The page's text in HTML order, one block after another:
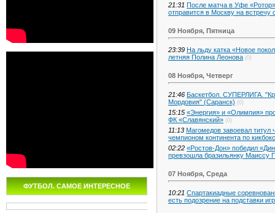
ФУТБОЛ. САМОЕ ИНТЕРЕСНОЕ
21:31 После матча в Уфе «Ротор»
отправится в Москву на встречу
09 Ноября, Пятница
23:39 На льду катка «Новое
летняя Полина Леонова (0)
08 Ноября, Четверг
21:46 Баскетбол. СУПЕРЛИГА.
Мордовия" (Саранск) (0)
15:15 «Энергия» и «Олимпия»
ФК «Славянский» (0)
11:13 Магомедов завоевал
чемпионом континента по
02:22 «Ростов-Дон» победил
превзошла бразильянку Маиссу
07 Ноября, Среда
10:21 Спартакиадные
есть подозрение на подставки